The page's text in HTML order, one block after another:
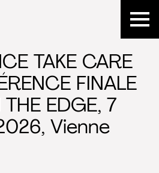
TAKE CARE
FINALE
EDGE, 7
Vienne